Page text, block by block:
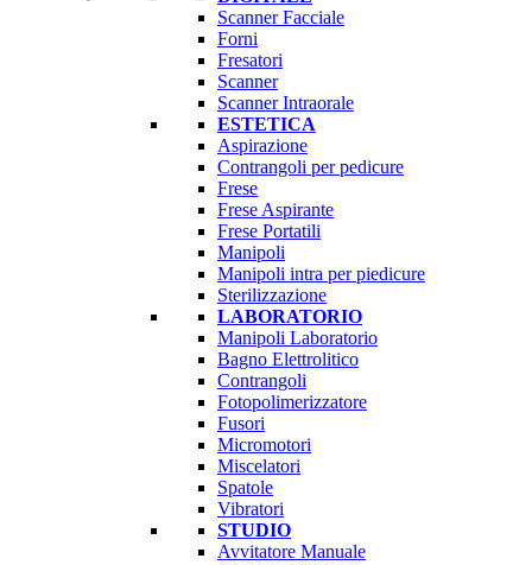
Scanner Facciale
Forni
Fresatori
Scanner
Scanner Intraorale
ESTETICA
Aspirazione
Contrangoli per pedicure
Frese
Frese Aspirante
Frese Portatili
Manipoli
Manipoli intra per piedicure
Sterilizzazione
LABORATORIO
Manipoli Laboratorio
Bagno Elettrolitico
Contrangoli
Fotopolimerizzatore
Fusori
Micromotori
Miscelatori
Spatole
Vibratori
STUDIO
Avvitatore Manuale